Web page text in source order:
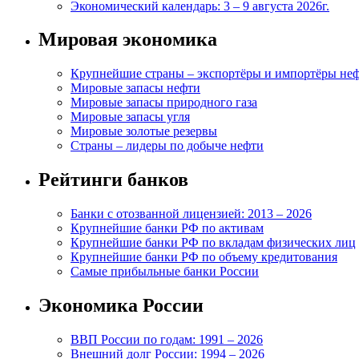
Экономический календарь: 3 – 9 августа 2026г.
Мировая экономика
Крупнейшие страны – экспортёры и импортёры
Мировые запасы нефти
Мировые запасы природного газа
Мировые запасы угля
Мировые золотые резервы
Страны – лидеры по добыче нефти
Рейтинги банков
Банки с отозванной лицензией: 2013 – 2026
Крупнейшие банки РФ по активам
Крупнейшие банки РФ по вкладам физических лиц
Крупнейшие банки РФ по объему кредитования
Самые прибыльные банки России
Экономика России
ВВП России по годам: 1991 – 2026
Внешний долг России: 1994 – 2026